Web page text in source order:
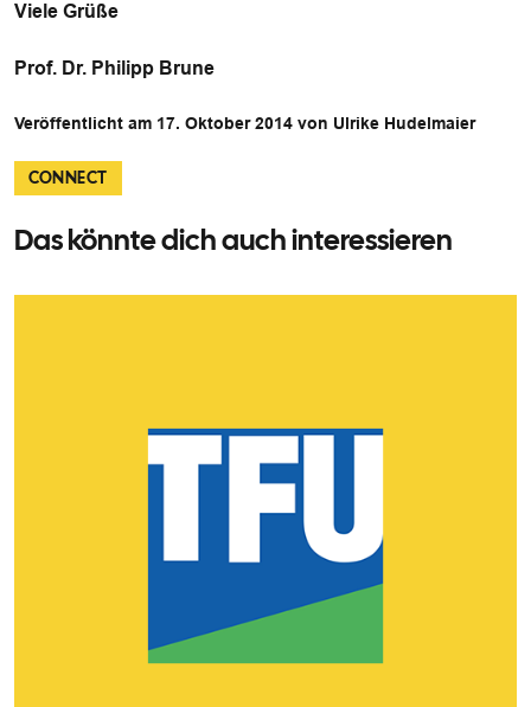
Viele Grüße
Prof. Dr. Philipp Brune
Veröffentlicht am 17. Oktober 2014 von Ulrike Hudelmaier
CONNECT
Das könnte dich auch interessieren